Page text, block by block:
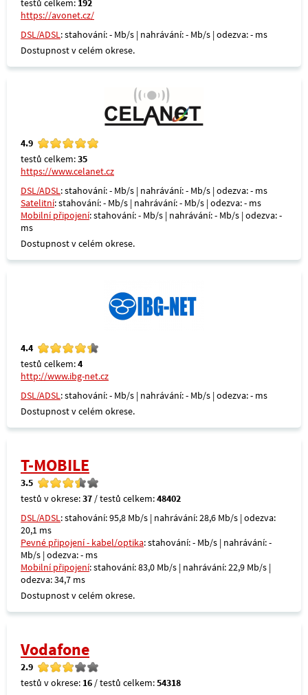
testů celkem: 192
https://avonet.cz/
DSL/ADSL: stahování: - Mb/s | nahrávání: - Mb/s | odezva: - ms
Dostupnost v celém okrese.
4.9
testů celkem:35
https://www.celanet.cz
DSL/ADSL: stahování: - Mb/s | nahrávání: - Mb/s | odezva: - ms
Satelitní: stahování: - Mb/s | nahrávání: - Mb/s | odezva: - ms
Mobilní připojení: stahování: - Mb/s | nahrávání: - Mb/s | odezva: -
ms
Dostupnost v celém okrese.
4.4
testů celkem:4
http://www.ibg-net.cz
DSL/ADSL: stahování: - Mb/s | nahrávání: - Mb/s | odezva: - ms
Dostupnost v celém okrese.
T-MOBILE
3.5
testů v okrese:37 / testů celkem:48402
DSL/ADSL: stahování: 95,8 Mb/s | nahrávání: 28,6 Mb/s | odezva:
20,1 ms
Pevné připojení - kabel/optika: stahování: - Mb/s | nahrávání: -
Mb/s | odezva: - ms
Mobilní připojení: stahování: 83,0 Mb/s | nahrávání: 22,9 Mb/s |
odezva: 34,7 ms
Dostupnost v celém okrese.
Vodafone
2.9
testů v okrese: 16 / testů celkem:54318